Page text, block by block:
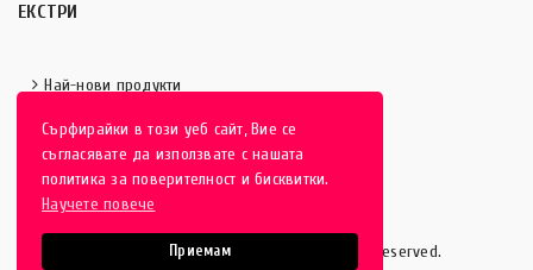
Сърфирайки в този уеб сайт, Вие се
съгласявате да използвате с нашата
политика за поверителност и бисквитки.
Научете повече
Приемам
ЕКСТРИ
Най-нови продукти
Отличени продукти
HobbyEver.com© 2016-2025 - All rights reserved.